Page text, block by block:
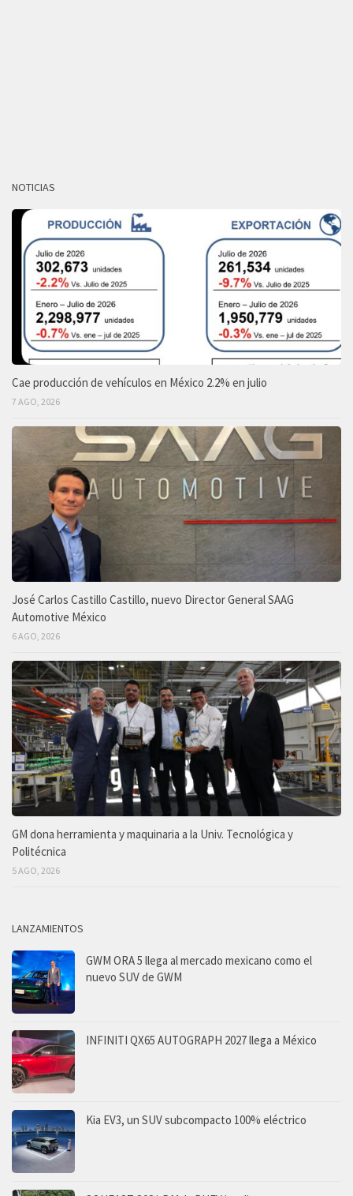
NOTICIAS
Cae producción de vehículos en México 2.2% en julio
7 AGO, 2026
José Carlos Castillo Castillo, nuevo Director General SAAG
Automotive México
6 AGO, 2026
GM dona herramienta y maquinaria a la Univ. Tecnológica y
Politécnica
5 AGO, 2026
LANZAMIENTOS
GWM ORA 5 llega al mercado mexicano como el
nuevo SUV de GWM
INFINITI QX65 AUTOGRAPH 2027 llega a México
Kia EV3, un SUV subcompacto 100% eléctrico